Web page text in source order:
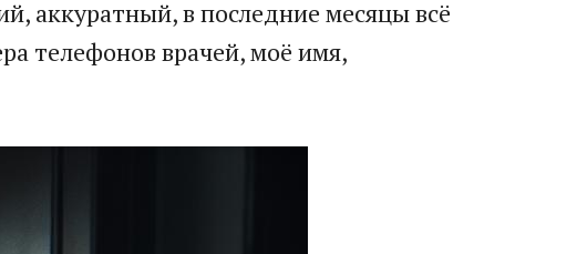
аккуратный, в последние месяцы всё
телефонов врачей, моё имя,